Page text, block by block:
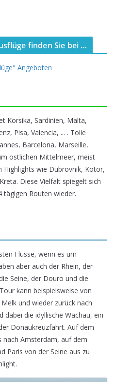
finden Sie bei …
Angeboten
Korsika, Sardinien, Malta,
Pisa, Valencia, ... . Tolle
Barcelona, Marseille,
östlichen Mittelmeer, meist
Highlights wie Dubrovnik, Kotor,
Diese Vielfalt spiegelt sich
tägigen Routen wieder.
Flüsse, wenn es um
aber auch der Rhein, der
Seine, der Douro und die
kann beispielsweise von
und wieder zurück nach
dabei die idyllische Wachau, ein
Donaukreuzfahrt. Auf dem
nach Amsterdam, auf dem
Paris von der Seine aus zu